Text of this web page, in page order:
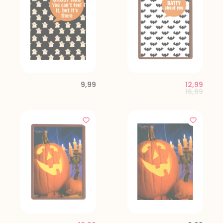
9,99
Price
16,99to
12,99